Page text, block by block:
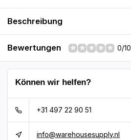
Beschreibung
Bewertungen 0/10
Können wir helfen?
+31 497 22 90 51
info@warehousesupply.nl